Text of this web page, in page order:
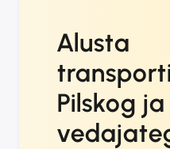
Alusta
Pilskog